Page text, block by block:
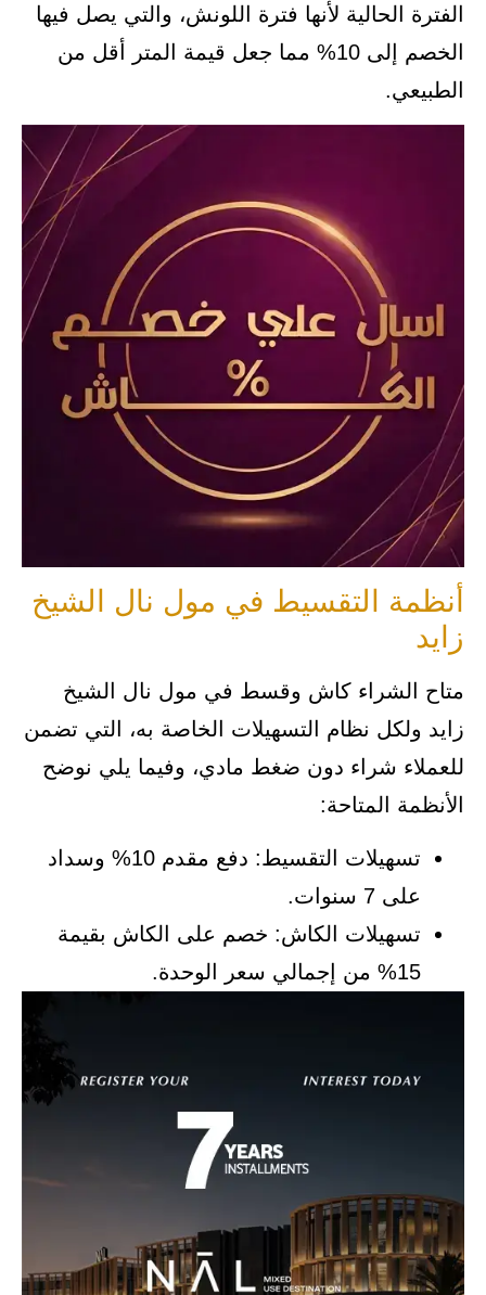
الفترة الحالية لأنها فترة اللونش، والتي يصل فيها
الخصم إلى 10% مما جعل قيمة المتر أقل من
الطبيعي.
أنظمة التقسيط في مول نال الشيخ
زايد
متاح الشراء كاش وقسط في مول نال الشيخ
زايد ولكل نظام التسهيلات الخاصة به، التي تضمن
للعملاء شراء دون ضغط مادي، وفيما يلي نوضح
الأنظمة المتاحة:
تسهيلات التقسيط: دفع مقدم 10% وسداد
على 7 سنوات.
تسهيلات الكاش: خصم على الكاش بقيمة
15% من إجمالي سعر الوحدة.